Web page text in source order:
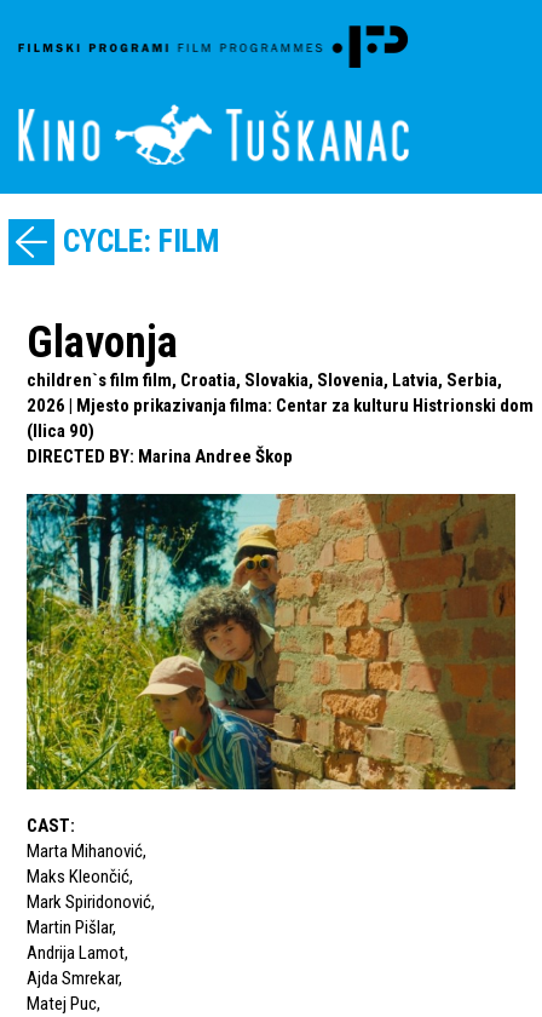
CYCLE: FILM
Glavonja
children`s film film, Croatia, Slovakia, Slovenia, Latvia, Serbia,
2026 | Mjesto prikazivanja filma: Centar za kulturu Histrionski dom
(Ilica 90)
DIRECTED BY: Marina Andree Škop
CAST:
Marta Mihanović,
Maks Kleončić,
Mark Spiridonović,
Martin Pišlar,
Andrija Lamot,
Ajda Smrekar,
Matej Puc,